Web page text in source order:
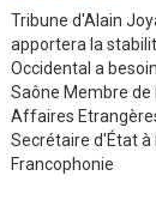
Tribune d'Alain
apportera la
Occidental a
Saône Membre de
Affaires
Secrétaire d'État à
Francophonie